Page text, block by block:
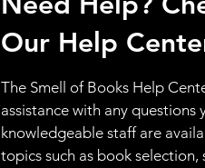
Our Help
The Smell of Books Help
assistance with any questions
knowledgeable staff are
topics such as book selection,